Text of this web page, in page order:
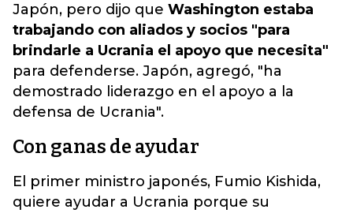
Japón, pero dijo que Washington estaba
trabajando con aliados y socios "para
brindarle a Ucrania el apoyo que necesita"
para defenderse. Japón, agregó, "ha
demostrado liderazgo en el apoyo a la
defensa de Ucrania".
Con ganas de ayudar
El primer ministro japonés, Fumio Kishida,
quiere ayudar a Ucrania porque su